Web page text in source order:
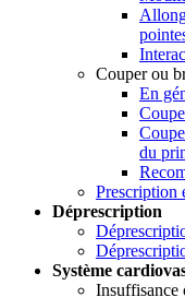
Couper ou
En
du
Prescription
Déprescription
Système
Insuffisance